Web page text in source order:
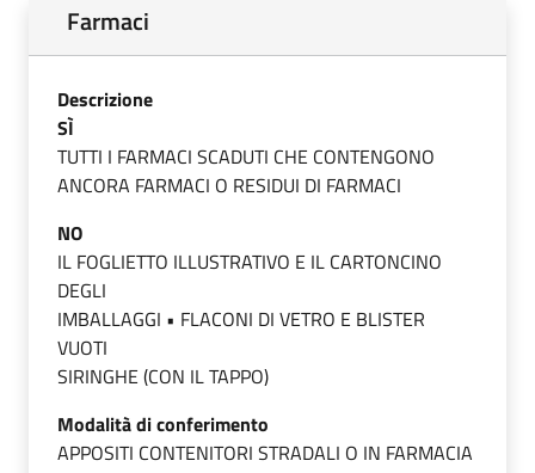
Farmaci
Descrizione
SÌ
TUTTI I FARMACI SCADUTI CHE CONTENGONO
ANCORA FARMACI O RESIDUI DI FARMACI
NO
IL FOGLIETTO ILLUSTRATIVO E IL CARTONCINO
DEGLI
IMBALLAGGI • FLACONI DI VETRO E BLISTER
VUOTI
SIRINGHE (CON IL TAPPO)
Modalità di conferimento
APPOSITI CONTENITORI STRADALI O IN FARMACIA